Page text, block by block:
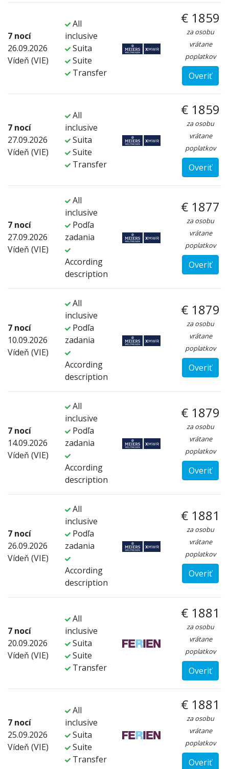
7 nocí
26.09.2026
Vídeň (VIE)
All
inclusive
Suita
Suite
Transfer
€ 1859
za osobu
vrátane
poplatkov
Overiť
7 nocí
27.09.2026
Vídeň (VIE)
All
inclusive
Suita
Suite
Transfer
€ 1859
za osobu
vrátane
poplatkov
Overiť
7 nocí
27.09.2026
Vídeň (VIE)
All
inclusive
Podľa
zadania
According
description
€ 1877
za osobu
vrátane
poplatkov
Overiť
7 nocí
10.09.2026
Vídeň (VIE)
All
inclusive
Podľa
zadania
According
description
€ 1879
za osobu
vrátane
poplatkov
Overiť
7 nocí
14.09.2026
Vídeň (VIE)
All
inclusive
Podľa
zadania
According
description
€ 1879
za osobu
vrátane
poplatkov
Overiť
7 nocí
26.09.2026
Vídeň (VIE)
All
inclusive
Podľa
zadania
According
description
€ 1881
za osobu
vrátane
poplatkov
Overiť
7 nocí
20.09.2026
Vídeň (VIE)
All
inclusive
Suita
Suite
Transfer
€ 1881
za osobu
vrátane
poplatkov
Overiť
7 nocí
25.09.2026
Vídeň (VIE)
All
inclusive
Suita
Suite
Transfer
€ 1881
za osobu
vrátane
poplatkov
Overiť